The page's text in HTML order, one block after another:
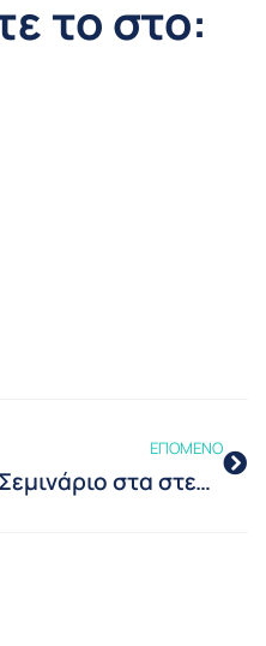
το στο:
ΕΠΟΜΕΝΟ
Σεμινάριο στα στελέχη της Intracom